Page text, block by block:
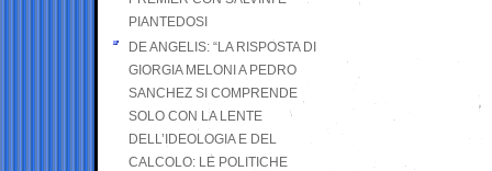
PIANTEDOSI
DE ANGELIS: “LA RISPOSTA DI
GIORGIA MELONI A PEDRO
SANCHEZ SI COMPRENDE
SOLO CON LA LENTE
DELL’IDEOLOGIA E DEL
CALCOLO: LE POLITICHE